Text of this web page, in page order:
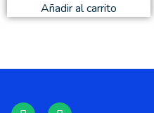
Añadir al carrito
elegir
página
F I